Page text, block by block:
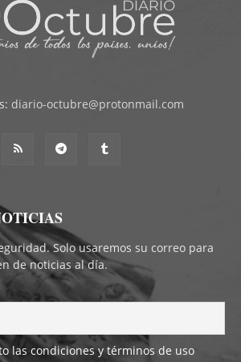
diario-octubre@protonmail.com
Solo usaremos su correo para
de noticias al día.
las condiciones y términos de uso